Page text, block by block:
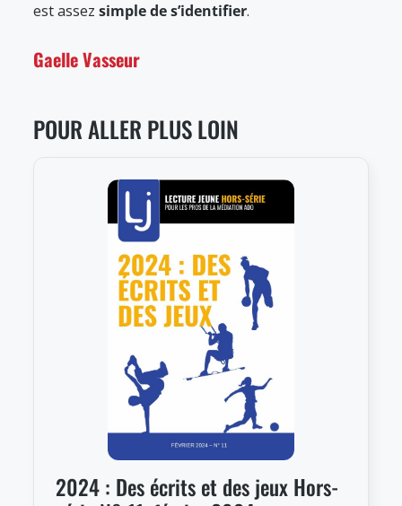
est assez simple de s’identifier.
Gaelle Vasseur
POUR ALLER PLUS LOIN
2024 : Des écrits et des jeux Hors-